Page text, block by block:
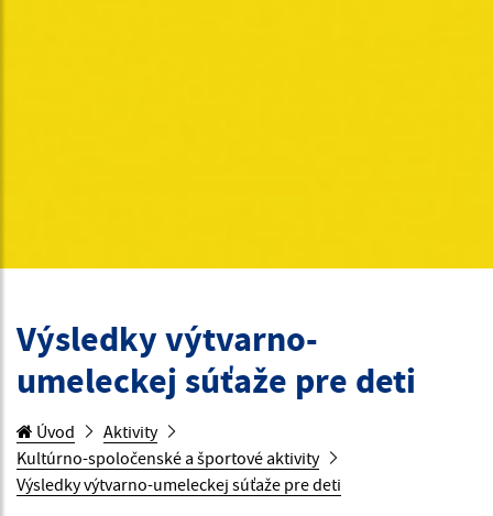
Výsledky výtvarno-
umeleckej súťaže pre deti
Úvod
Aktivity
Kultúrno-spoločenské a športové aktivity
Výsledky výtvarno-umeleckej súťaže pre deti